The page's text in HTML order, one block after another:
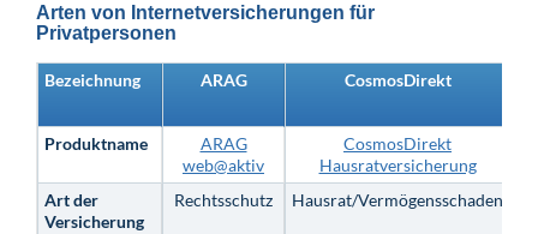
Arten von Internetversicherungen für
Privatpersonen
Bezeichnung ARAG CosmosDirekt
Produktname
ARAG
web@aktiv
CosmosDirekt
Hausratversicherung
Art der
Versicherung
Rechtsschutz Hausrat/Vermögensschaden